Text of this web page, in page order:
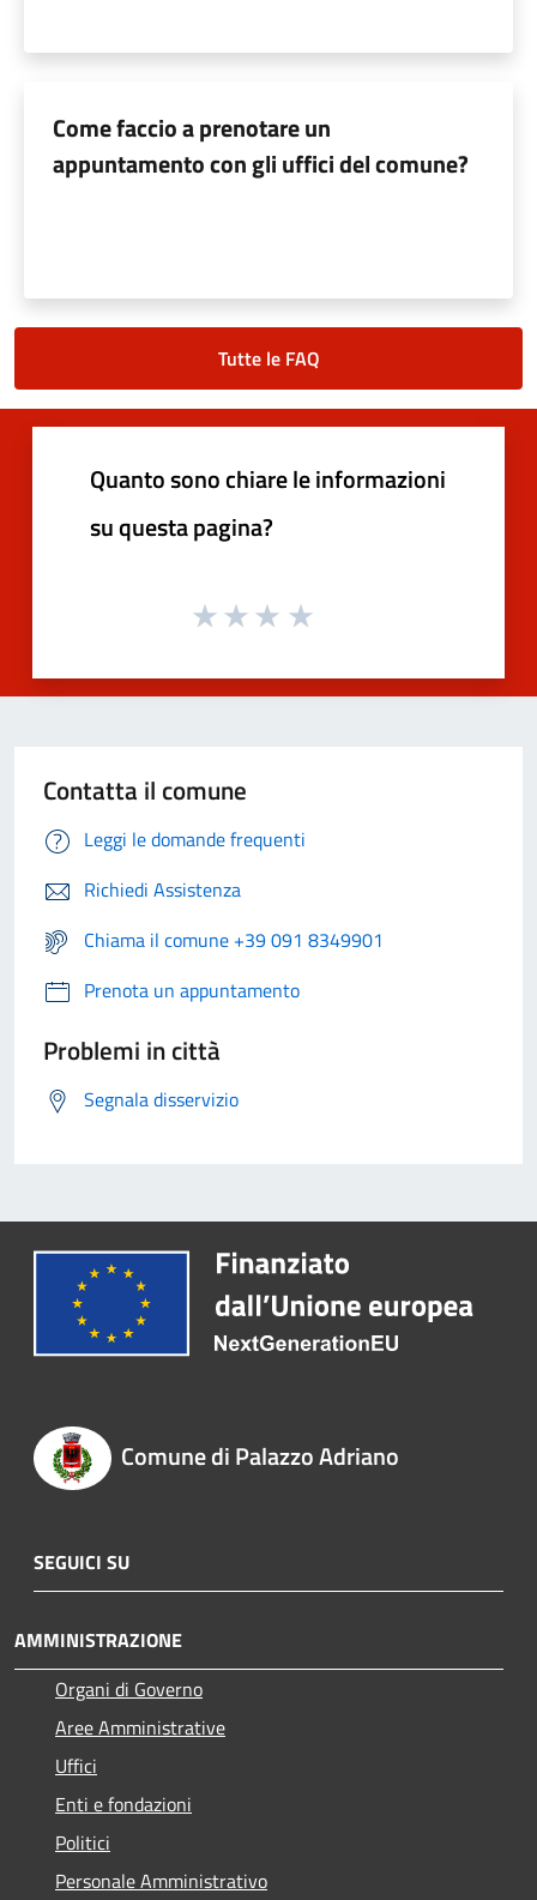
Come faccio a prenotare un
appuntamento con gli uffici del comune?
Tutte le FAQ
Quanto sono chiare le informazioni
su questa pagina?
Contatta il comune
Leggi le domande frequenti
Richiedi Assistenza
Chiama il comune +39 091 8349901
Prenota un appuntamento
Problemi in città
Segnala disservizio
Comune di Palazzo Adriano
SEGUICI SU
AMMINISTRAZIONE
Organi di Governo
Aree Amministrative
Uffici
Enti e fondazioni
Politici
Personale Amministrativo